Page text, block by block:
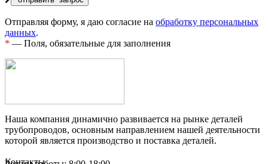
Отправляя форму, я даю согласие на обработку персональных
данных.
* — Поля, обязательные для заполнения
Наша компания динамично развивается на рынке деталей
трубопроводов, основным направлением нашей деятельности
которой является производство и поставка деталей.